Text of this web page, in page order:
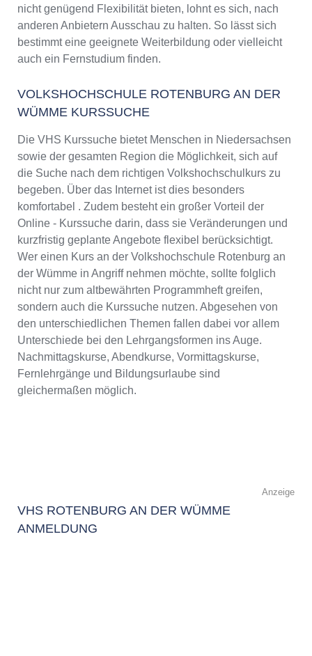
nicht genügend Flexibilität bieten, lohnt es sich, nach
anderen Anbietern Ausschau zu halten. So lässt sich
bestimmt eine geeignete Weiterbildung oder vielleicht
auch ein Fernstudium finden.
VOLKSHOCHSCHULE ROTENBURG AN DER
WÜMME KURSSUCHE
Die VHS Kurssuche bietet Menschen in Niedersachsen
sowie der gesamten Region die Möglichkeit, sich auf
die Suche nach dem richtigen Volkshochschulkurs zu
begeben. Über das Internet ist dies besonders
komfortabel . Zudem besteht ein großer Vorteil der
Online - Kurssuche darin, dass sie Veränderungen und
kurzfristig geplante Angebote flexibel berücksichtigt.
Wer einen Kurs an der Volkshochschule Rotenburg an
der Wümme in Angriff nehmen möchte, sollte folglich
nicht nur zum altbewährten Programmheft greifen,
sondern auch die Kurssuche nutzen. Abgesehen von
den unterschiedlichen Themen fallen dabei vor allem
Unterschiede bei den Lehrgangsformen ins Auge.
Nachmittagskurse, Abendkurse, Vormittagskurse,
Fernlehrgänge und Bildungsurlaube sind
gleichermaßen möglich.
Anzeige
VHS ROTENBURG AN DER WÜMME
ANMELDUNG